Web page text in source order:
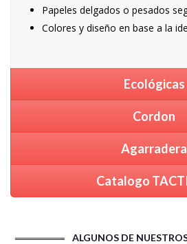
Papeles delgados o pesados
Colores y diseño en base a la
Ecológicas
Cordon
Agarradera
Catalogo
ALGUNOS DE